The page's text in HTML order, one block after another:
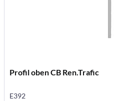
Profil oben CB Ren.Trafic
E392